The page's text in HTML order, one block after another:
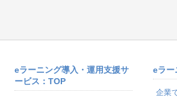
eラーニング導入・運用支援サ
ービス：TOP
eラー
企業